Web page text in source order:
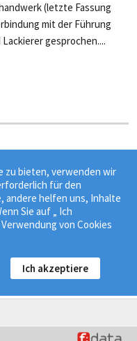
(letzte Fassung
mit der Führung
gesprochen....
•BRTV•
Arbeitnehmer
zu bieten, verwenden wir
für den
andere helfen uns, Inhalte
Sie auf „ Ich
von Cookies
Ich akzeptiere